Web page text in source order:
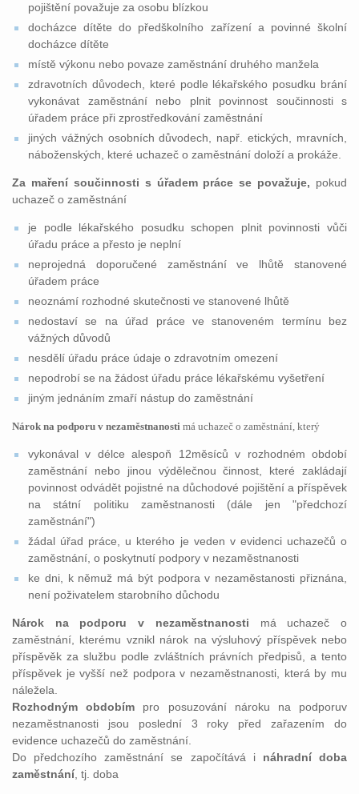
pojištění považuje za osobu blízkou
docházce dítěte do předškolního zařízení a povinné školní
docházce dítěte
místě výkonu nebo povaze zaměstnání druhého manžela
zdravotních důvodech, které podle lékařského posudku brání
vykonávat zaměstnání nebo plnit povinnost součinnosti s
úřadem práce při zprostředkování zaměstnání
jiných vážných osobních důvodech, např. etických, mravních,
náboženských, které uchazeč o zaměstnání doloží a prokáže.
Za maření součinnosti s úřadem práce se považuje, pokud
uchazeč o zaměstnání
je podle lékařského posudku schopen plnit povinnosti vůči
úřadu práce a přesto je neplní
neprojedná doporučené zaměstnání ve lhůtě stanovené
úřadem práce
neoznámí rozhodné skutečnosti ve stanovené lhůtě
nedostaví se na úřad práce ve stanoveném termínu bez
vážných důvodů
nesdělí úřadu práce údaje o zdravotním omezení
nepodrobí se na žádost úřadu práce lékařskému vyšetření
jiným jednáním zmaří nástup do zaměstnání
Nárok na podporu v nezaměstnanosti má uchazeč o zaměstnání, který
vykonával v délce alespoň 12měsíců v rozhodném období
zaměstnání nebo jinou výdělečnou činnost, které zakládají
povinnost odvádět pojistné na důchodové pojištění a příspěvek
na státní politiku zaměstnanosti (dále jen "předchozí
zaměstnání")
žádal úřad práce, u kterého je veden v evidenci uchazečů o
zaměstnání, o poskytnutí podpory v nezaměstnanosti
ke dni, k němuž má být podpora v nezaměstanosti přiznána,
není poživatelem starobního důchodu
Nárok na podporu v nezaměstnanosti má uchazeč o
zaměstnání, kterému vznikl nárok na výsluhový příspěvek nebo
příspěvěk za službu podle zvláštních právních předpisů, a tento
příspěvek je vyšší než podpora v nezaměstnanosti, která by mu
náležela.
Rozhodným obdobím pro posuzování nároku na podporuv
nezaměstnanosti jsou poslední 3 roky před zařazením do
evidence uchazečů do zaměstnání.
Do předchozího zaměstnání se započítává ináhradní doba
zaměstnání , tj. doba